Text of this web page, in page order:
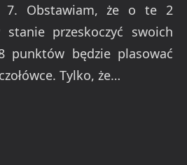
7. Obstawiam, że o te 2
przeskoczyć swoich
punktów będzie plasować
Tylko, że…